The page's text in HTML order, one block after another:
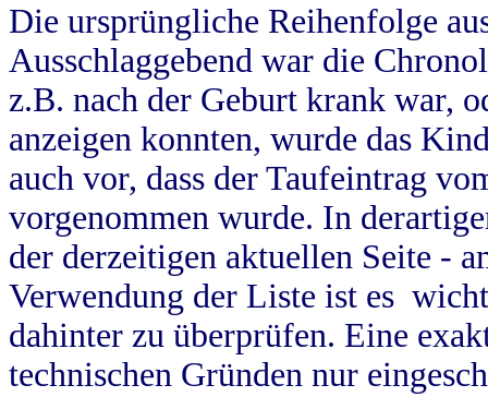
Die ursprüngliche Reihenfolge
Ausschlaggebend war die
z.B. nach der Geburt krank war,
anzeigen konnten, wurde das
auch vor, dass der Taufeintrag
vorgenommen wurde. In
der derzeitigen aktuellen Seite -
Verwendung der Liste ist es
dahinter zu überprüfen. Eine
technischen Gründen nur